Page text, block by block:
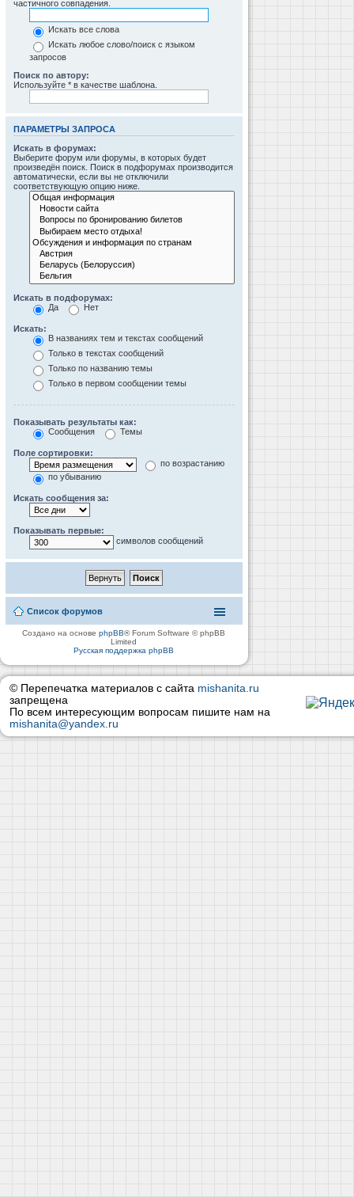
частичного совпадения.
Искать все слова
Искать любое слово/поиск с языком
запросов
Поиск по автору:
Используйте * в качестве шаблона.
ПАРАМЕТРЫ ЗАПРОСА
Искать в форумах:
Выберите форум или форумы, в которых будет
произведён поиск. Поиск в подфорумах производится
автоматически, если вы не отключили
соответствующую опцию ниже.
Искать в подфорумах:
Да
Нет
Искать:
В названиях тем и текстах сообщений
Только в текстах сообщений
Только по названию темы
Только в первом сообщении темы
Показывать результаты как:
Сообщения
Темы
Поле сортировки:
по возрастанию
по убыванию
Искать сообщения за:
Показывать первые:
символов сообщений
Список форумов
Создано на основеphpBB® Forum Software © phpBB
Limited
Русская поддержка phpBB
© Перепечатка материалов с сайта mishanita.ru
запрещена
По всем интересующим вопросам пишите нам на
mishanita@yandex.ru